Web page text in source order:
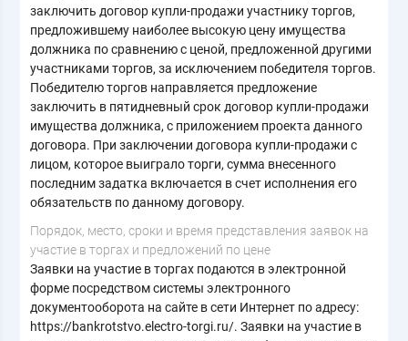
заключить договор купли-продажи участнику торгов,
предложившему наиболее высокую цену имущества
должника по сравнению с ценой, предложенной другими
участниками торгов, за исключением победителя торгов.
Победителю торгов направляется предложение
заключить в пятидневный срок договор купли-продажи
имущества должника, с приложением проекта данного
договора. При заключении договора купли-продажи с
лицом, которое выиграло торги, сумма внесенного
последним задатка включается в счет исполнения его
обязательств по данному договору.
Порядок, место, сроки и время представления заявок на
участие в торгах и предложений по цене
Заявки на участие в торгах подаются в электронной
форме посредством системы электронного
документооборота на сайте в сети Интернет по адресу:
https://bankrotstvo.electro-torgi.ru/. Заявки на участие в